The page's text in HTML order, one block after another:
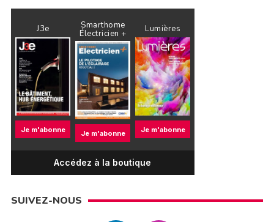
J3e
Je m'abonne
Smarthome
Électricien +
Je m'abonne
Lumières
Je m'abonne
Accédez à la boutique
SUIVEZ-NOUS